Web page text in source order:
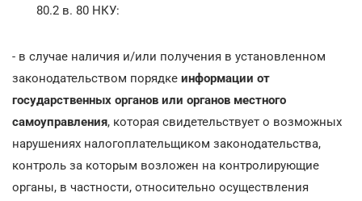
80.2 в. 80 НКУ:
- в случае наличия и/или получения в установленном
законодательством порядке информации от
государственных органов или органов местного
самоуправления, которая свидетельствует о возможных
нарушениях налогоплательщиком законодательства,
контроль за которым возложен на контролирующие
органы, в частности, относительно осуществления